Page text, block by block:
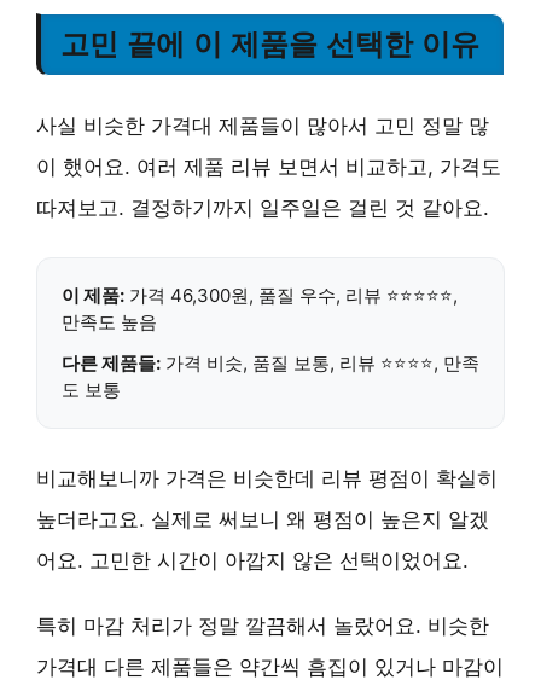
고민 끝에 이 제품을 선택한 이유
사실 비슷한 가격대 제품들이 많아서 고민 정말 많
이 했어요. 여러 제품 리뷰 보면서 비교하고, 가격도
따져보고. 결정하기까지 일주일은 걸린 것 같아요.
이 제품: 가격 46,300원, 품질 우수, 리뷰 ⭐⭐⭐⭐⭐,
만족도 높음
다른 제품들: 가격 비슷, 품질 보통, 리뷰 ⭐⭐⭐⭐, 만족
도 보통
비교해보니까 가격은 비슷한데 리뷰 평점이 확실히
높더라고요. 실제로 써보니 왜 평점이 높은지 알겠
어요. 고민한 시간이 아깝지 않은 선택이었어요.
특히 마감 처리가 정말 깔끔해서 놀랐어요. 비슷한
가격대 다른 제품들은 약간씩 흠집이 있거나 마감이